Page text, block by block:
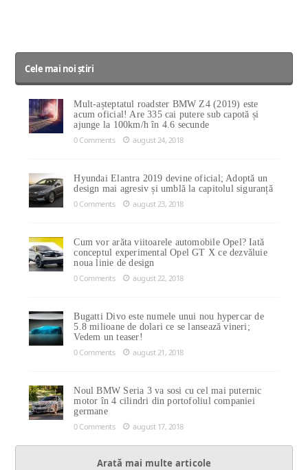
Cele mai noi știri
Mult-așteptatul roadster BMW Z4 (2019) este
acum oficial! Are 335 cai putere sub capotă și
ajunge la 100km/h în 4.6 secunde
0 Comments
august 24, 2018
Hyundai Elantra 2019 devine oficial; Adoptă un
design mai agresiv și umblă la capitolul siguranță
0 Comments
august 23, 2018
Cum vor arăta viitoarele automobile Opel? Iată
conceptul experimental Opel GT X ce dezvăluie
noua linie de design
0 Comments
august 22, 2018
Bugatti Divo este numele unui nou hypercar de
5.8 milioane de dolari ce se lansează vineri;
Vedem un teaser!
0 Comments
august 21, 2018
Noul BMW Seria 3 va sosi cu cel mai puternic
motor în 4 cilindri din portofoliul companiei
germane
0 Comments
august 17, 2018
Arată mai multe articole